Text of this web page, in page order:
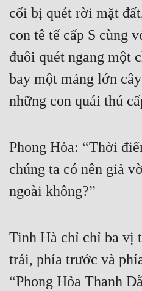
Góc Nhìn Nữ
Huyền Huyễn
Huyền Nghi
Huyền Ảo
Hệ Thống
Học Đường
Khoa Huyễn
cối bị quét rời mặt
con tê tế cấp S cùng
đuôi quét ngang một
bay một mảng lớn
những con quái thú
Phong Hỏa: “Thời
chúng ta có nên giả
ngoài không?”
Tinh Hà chỉ chỉ ba vị
trái, phía trước và
“Phong Hỏa Thanh